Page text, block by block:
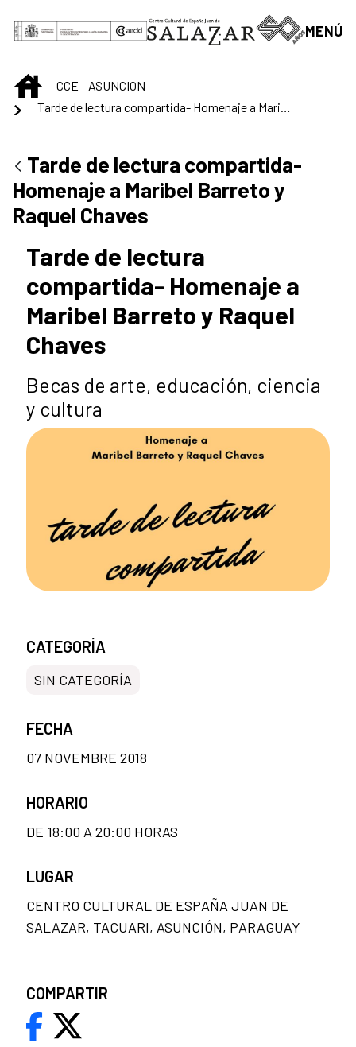
Saut au contenu principal
MENÚ
INICIOCCE - ASUNCION
Tarde de lectura compartida-
Homenaje a Maribel Barreto y
Raquel Chaves
Tarde de lectura
compartida- Homenaje a
Maribel Barreto y Raquel
Chaves
Becas de arte, educación, ciencia
y cultura
CATEGORÍA
SIN CATEGORÍA
FECHA
07 NOVEMBRE 2018
HORARIO
DE 18:00 A 20:00 HORAS
LUGAR
CENTRO CULTURAL DE ESPAÑA JUAN DE
SALAZAR, TACUARI, ASUNCIÓN, PARAGUAY
COMPARTIR